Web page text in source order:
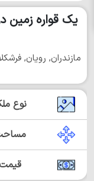
یک قواره زمین
مازندران, رویان,
نوع